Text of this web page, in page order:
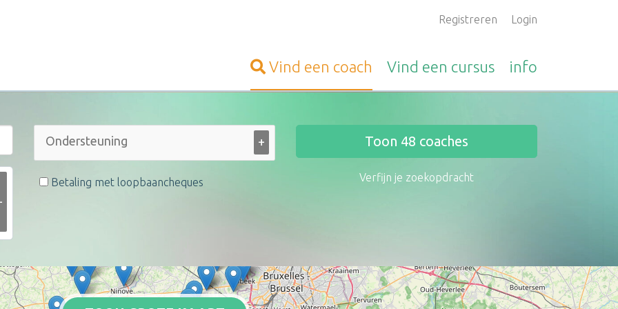
Registreren Login
Vind een coach Vind een cursus info
+
Betaling met loopbaancheques
Toon 48 coaches
Verfijn je zoekopdracht